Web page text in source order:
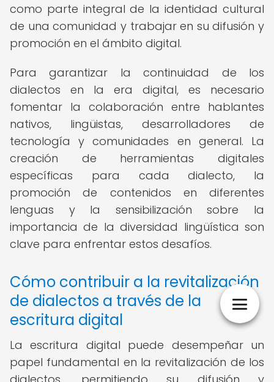
como parte integral de la identidad cultural
de una comunidad y trabajar en su difusión y
promoción en el ámbito digital.
Para garantizar la continuidad de los
dialectos en la era digital, es necesario
fomentar la colaboración entre hablantes
nativos, lingüistas, desarrolladores de
tecnología y comunidades en general. La
creación de herramientas digitales
específicas para cada dialecto, la
promoción de contenidos en diferentes
lenguas y la sensibilización sobre la
importancia de la diversidad lingüística son
clave para enfrentar estos desafíos.
Cómo contribuir a la revitalización
de dialectos a través de la
escritura digital
La escritura digital puede desempeñar un
papel fundamental en la revitalización de los